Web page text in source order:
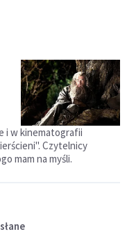
i w kinematografii
Czytelnicy
mam na myśli.